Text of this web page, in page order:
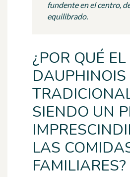
fundente en el centro,
equilibrado.
¿POR QUÉ
DAUPHINOIS
SIENDO UN
LAS
FAMILIARES?